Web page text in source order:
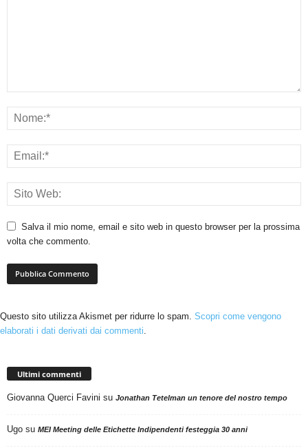
Salva il mio nome, email e sito web in questo browser per la prossima
volta che commento.
Questo sito utilizza Akismet per ridurre lo spam. Scopri come vengono
elaborati i dati derivati dai commenti.
Ultimi commenti
Giovanna Querci Favini su Jonathan Tetelman un tenore del nostro tempo
Ugo su MEI Meeting delle Etichette Indipendenti festeggia 30 anni